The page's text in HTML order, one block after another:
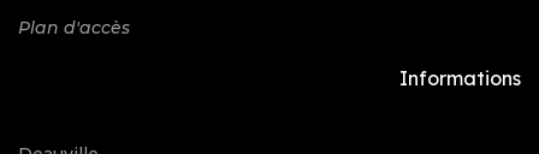
Plan d'accès
Informations